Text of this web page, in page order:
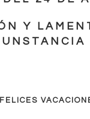
del calzado --
Y